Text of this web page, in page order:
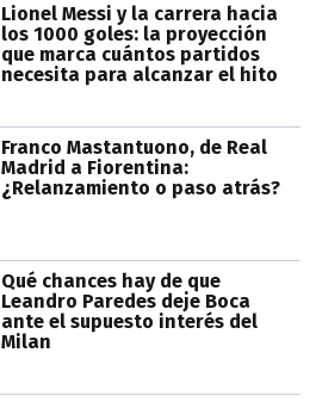
Lionel Messi y la carrera hacia
los 1000 goles: la proyección
que marca cuántos partidos
necesita para alcanzar el hito
Franco Mastantuono, de Real
Madrid a Fiorentina:
¿Relanzamiento o paso atrás?
Qué chances hay de que
Leandro Paredes deje Boca
ante el supuesto interés del
Milan